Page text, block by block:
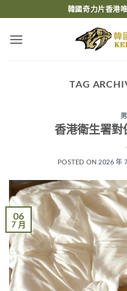
to
content
韓國奇力片香港
TAG
香港衛生署對
POSTED ON 2026 年
06
7 月